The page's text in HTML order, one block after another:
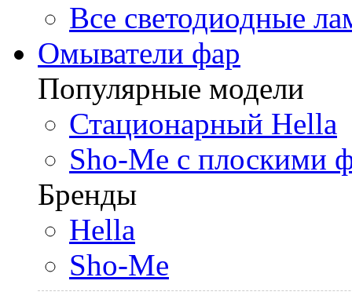
Все светодиодные
Омыватели фар
Популярные модели
Стационарный Hella
Sho-Me с плоскими
Бренды
Hella
Sho-Me